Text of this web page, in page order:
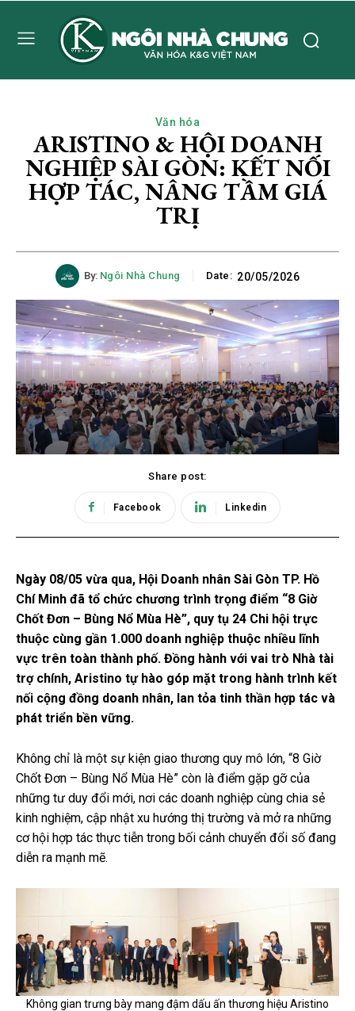
Văn hóa
ARISTINO & HỘI DOANH
NGHIỆP SÀI GÒN: KẾT NỐI
HỢP TÁC, NÂNG TẦM GIÁ
TRỊ
By: Ngôi Nhà Chung Date: 20/05/2026
Share post:
Facebook Linkedin
Ngày 08/05 vừa qua, Hội Doanh nhân Sài Gòn TP. Hồ
Chí Minh đã tổ chức chương trình trọng điểm “8 Giờ
Chốt Đơn – Bùng Nổ Mùa Hè”, quy tụ 24 Chi hội trực
thuộc cùng gần 1.000 doanh nghiệp thuộc nhiều lĩnh
vực trên toàn thành phố. Đồng hành với vai trò Nhà tài
trợ chính, Aristino tự hào góp mặt trong hành trình kết
nối cộng đồng doanh nhân, lan tỏa tinh thần hợp tác và
phát triển bền vững.
Không chỉ là một sự kiện giao thương quy mô lớn, “8 Giờ
Chốt Đơn – Bùng Nổ Mùa Hè” còn là điểm gặp gỡ của
những tư duy đổi mới, nơi các doanh nghiệp cùng chia sẻ
kinh nghiệm, cập nhật xu hướng thị trường và mở ra những
cơ hội hợp tác thực tiễn trong bối cảnh chuyển đổi số đang
diễn ra mạnh mẽ.
Không gian trưng bày mang đậm dấu ấn thương hiệu Aristino